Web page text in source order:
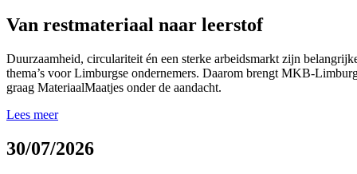
Van restmateriaal naar leerstof
Duurzaamheid, circulariteit én een sterke arbeidsmarkt zijn
thema’s voor Limburgse ondernemers. Daarom brengt MKB-
graag MateriaalMaatjes onder de aandacht.
Lees meer
30/07/2026